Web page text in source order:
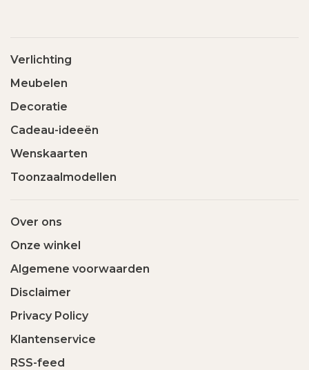
Verlichting
Meubelen
Decoratie
Cadeau-ideeën
Wenskaarten
Toonzaalmodellen
Over ons
Onze winkel
Algemene voorwaarden
Disclaimer
Privacy Policy
Klantenservice
RSS-feed